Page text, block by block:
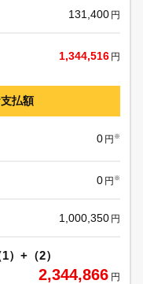
131,400 円
1,344,516 円
払額
0 円 ※
0 円 ※
1,000,350 円
）+（2）
2,344,866 円